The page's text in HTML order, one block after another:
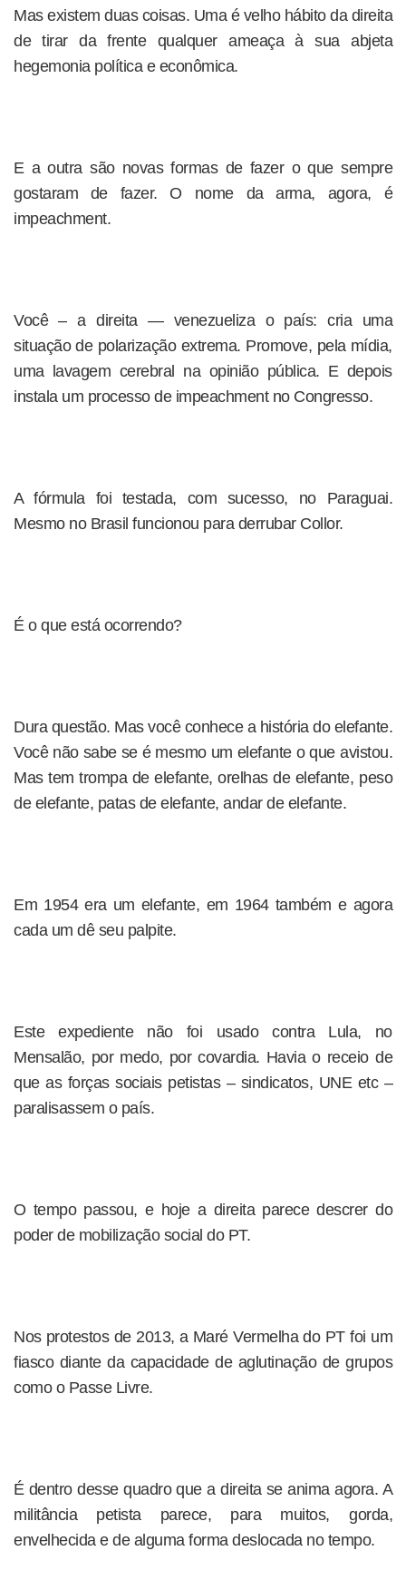
Mas existem duas coisas. Uma é velho hábito da direita
de tirar da frente qualquer ameaça à sua abjeta
hegemonia política e econômica.
E a outra são novas formas de fazer o que sempre
gostaram de fazer. O nome da arma, agora, é
impeachment.
Você – a direita — venezueliza o país: cria uma
situação de polarização extrema. Promove, pela mídia,
uma lavagem cerebral na opinião pública. E depois
instala um processo de impeachment no Congresso.
A fórmula foi testada, com sucesso, no Paraguai.
Mesmo no Brasil funcionou para derrubar Collor.
É o que está ocorrendo?
Dura questão. Mas você conhece a história do elefante.
Você não sabe se é mesmo um elefante o que avistou.
Mas tem trompa de elefante, orelhas de elefante, peso
de elefante, patas de elefante, andar de elefante.
Em 1954 era um elefante, em 1964 também e agora
cada um dê seu palpite.
Este expediente não foi usado contra Lula, no
Mensalão, por medo, por covardia. Havia o receio de
que as forças sociais petistas – sindicatos, UNE etc –
paralisassem o país.
O tempo passou, e hoje a direita parece descrer do
poder de mobilização social do PT.
Nos protestos de 2013, a Maré Vermelha do PT foi um
fiasco diante da capacidade de aglutinação de grupos
como o Passe Livre.
É dentro desse quadro que a direita se anima agora. A
militância petista parece, para muitos, gorda,
envelhecida e de alguma forma deslocada no tempo.